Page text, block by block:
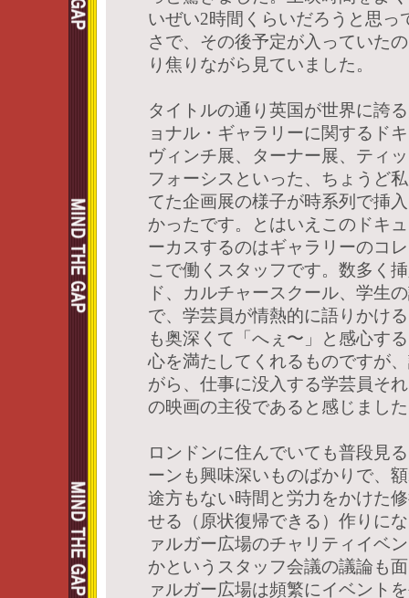
いぜい2時間くらいだろうと思っ
さで、その後予定が入っていた
り焦りながら見ていました。
タイトルの通り英国が世界に誇
ョナル・ギャラリーに関するド
ヴィンチ展、ターナー展、ティ
フォーシスといった、ちょうど
てた企画展の様子が時系列で挿
かったです。とはいえこのドキ
ーカスするのはギャラリーのコ
こで働くスタッフです。数多く
ド、カルチャースクール、学生
で、学芸員が情熱的に語りかけ
も奥深くて「へぇ〜」と感心す
心を満たしてくれるものですが
がら、仕事に没入する学芸員そ
の映画の主役であると感じまし
ロンドンに住んでいても普段見
ーンも興味深いものばかりで、
途方もない時間と労力をかけた
せる（原状復帰できる）作りに
ァルガー広場のチャリティイベ
かというスタッフ会議の議論も
ァルガー広場は頻繁にイベント